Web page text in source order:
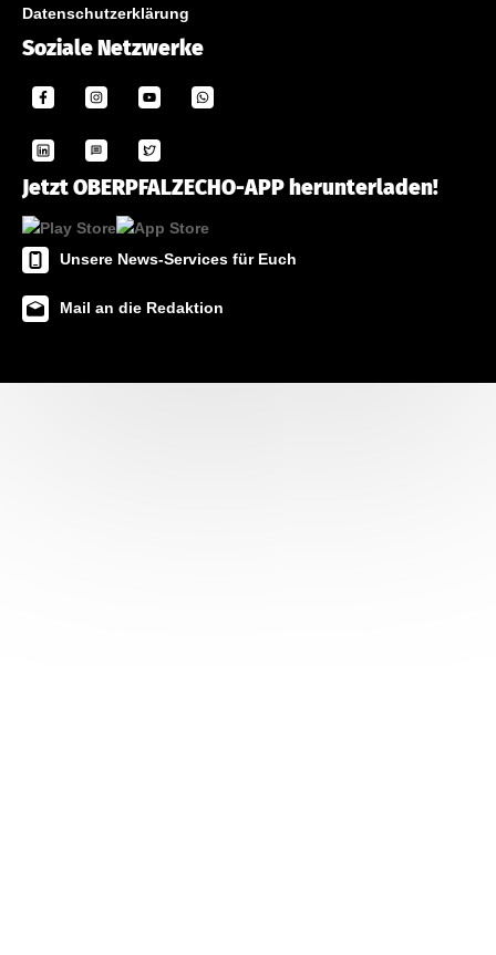
Datenschutzerklärung
Soziale Netzwerke
Jetzt OBERPFALZECHO-APP herunterladen!
Unsere News-Services für Euch
Mail an die Redaktion